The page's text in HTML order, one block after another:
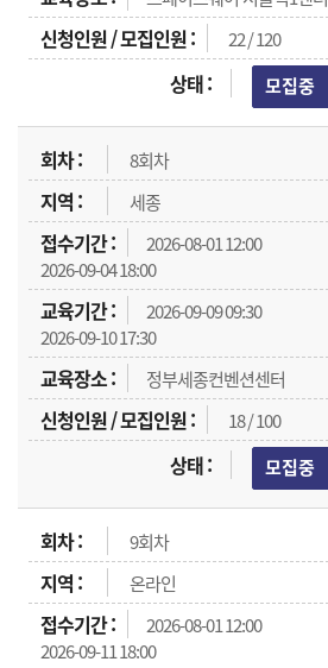
22 / 120
모집중
8회차
세종
2026-08-01 12:00
2026-09-04 18:00
2026-09-09 09:30
2026-09-10 17:30
정부세종컨벤션센터
18 / 100
모집중
9회차
온라인
2026-08-01 12:00
2026-09-11 18:00